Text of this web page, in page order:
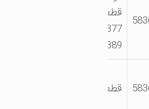
377 و قطعه
قطعه 404